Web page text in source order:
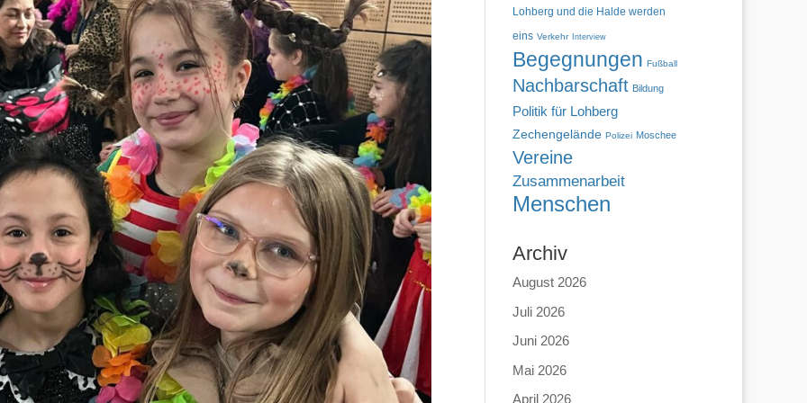
Lohberg und die Halde werden
eins Verkehr Interview
Begegnungen Fußball
Nachbarschaft Bildung
Politik für Lohberg
Zechengelände Polizei Moschee
Vereine
Zusammenarbeit
Menschen
Archiv
August 2026
Juli 2026
Juni 2026
Mai 2026
April 2026